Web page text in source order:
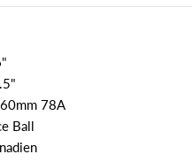
78A
Ball